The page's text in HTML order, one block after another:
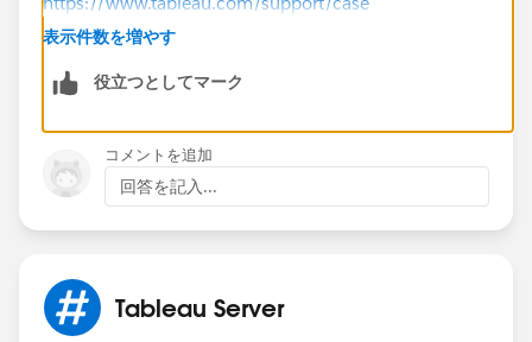
releases that were released on Aug 1st 2023 (which
https://www.tableau.com/support/releases/bridge
20231.23.0711.1149
20224.23.0709.1522
kind to "Select as Best"?. This will help other users find
the same answer/resolution and help community keep
表示件数を増やす
役立つとしてマーク
コメントを追加
回答を記入...
Tableau Server